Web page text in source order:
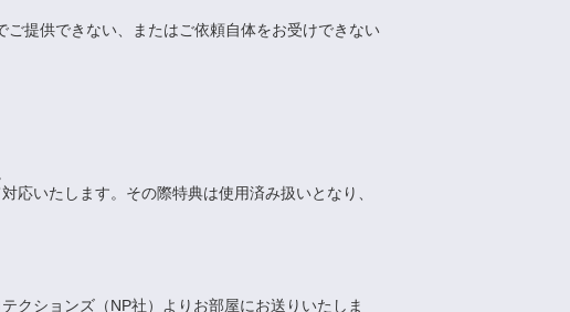
提供できない、またはご依頼自体をお受けできない
応いたします。その際特典は使用済み扱いとなり、
クションズ（NP社）よりお部屋にお送りいたしま